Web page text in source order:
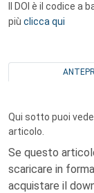
Il DOI è il codice
più clicca qui
Qui sotto puoi
articolo.
Se questo
scaricare in
acquistare il